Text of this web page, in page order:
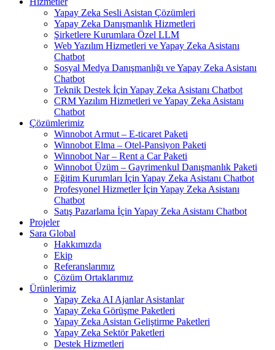
Yapay Zeka Sesli Asistan Çözümleri
Yapay Zeka Danışmanlık Hizmetleri
Şirketlere Kurumlara Özel LLM
Web Yazılım Hizmetleri ve Yapay Zeka Asistanı
Chatbot
Sosyal Medya Danışmanlığı ve Yapay Zeka Asistanı
Chatbot
Teknik Destek İçin Yapay Zeka Asistanı Chatbot
CRM Yazılım Hizmetleri ve Yapay Zeka Asistanı
Chatbot
Çözümlerimiz
Winnobot Armut – E-ticaret Paketi
Winnobot Elma – Otel-Pansiyon Paketi
Winnobot Nar – Rent a Car Paketi
Winnobot Üzüm – Gayrimenkul Danışmanlık Paketi
Eğitim Kurumları İçin Yapay Zeka Asistanı Chatbot
Profesyonel Hizmetler İçin Yapay Zeka Asistanı
Chatbot
Satış Pazarlama İçin Yapay Zeka Asistanı Chatbot
Projeler
Sara Global
Hakkımızda
Ekip
Referanslarımız
Çözüm Ortaklarımız
Ürünlerimiz
Yapay Zeka AI Ajanlar Asistanlar
Yapay Zeka Görüşme Paketleri
Yapay Zeka Asistan Geliştirme Paketleri
Yapay Zeka Sektör Paketleri
Destek Hizmetleri